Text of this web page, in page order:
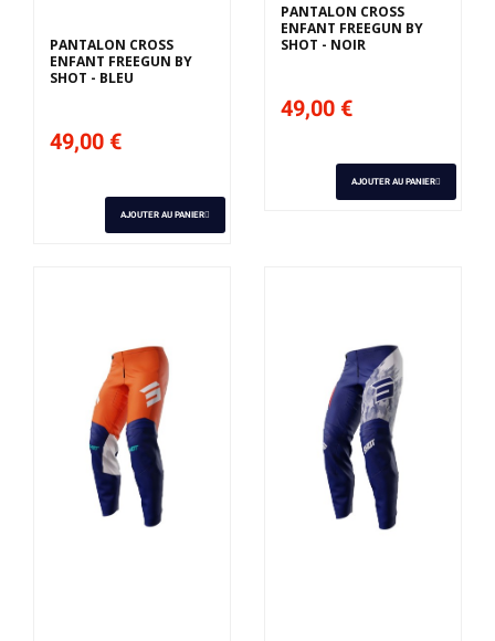
PANTALON CROSS
ENFANT FREEGUN BY
SHOT - BLEU
49,00 €
AJOUTER AU PANIER
PANTALON CROSS
ENFANT FREEGUN BY
SHOT - NOIR
49,00 €
AJOUTER AU PANIER